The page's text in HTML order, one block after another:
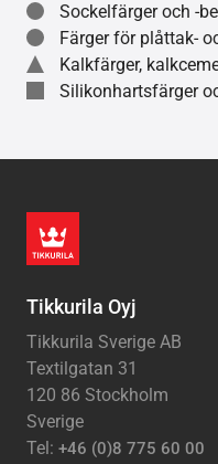
Sockelfärger och -
Färger för plåttak-
Kalkfärger,
Silikonhartsfärger
Tikkurila Oyj
Tikkurila Sverige AB
Textilgatan 31
120 86 Stockholm
Sverige
Tel: +46 (0)8 775 60 00